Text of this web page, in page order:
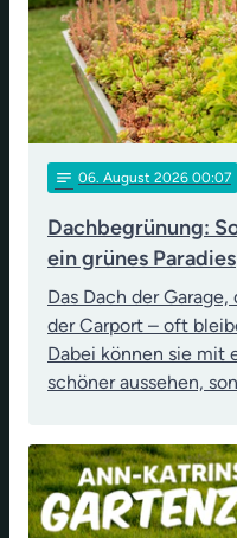
notes 06 . August 2026 00:07
Dachbegrünung:
ein grünes Paradies
Das Dach der
der Carport – oft
Dabei können sie mit
schöner aussehen,